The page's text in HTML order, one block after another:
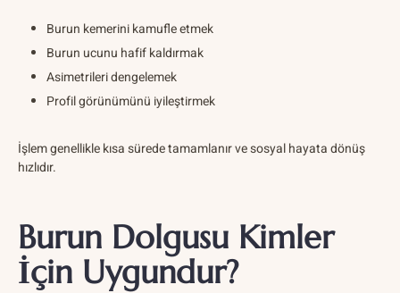
Burun kemerini kamufle etmek
Burun ucunu hafif kaldırmak
Asimetrileri dengelemek
Profil görünümünü iyileştirmek
İşlem genellikle kısa sürede tamamlanır ve sosyal hayata dönüş
hızlıdır.
Burun Dolgusu Kimler
İçin Uygundur?